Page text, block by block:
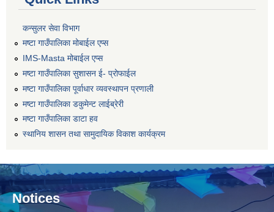
कन्सुलर सेवा विभाग
मष्टा गाउँपालिका मोबाईल एप्स
IMS-Masta मोबाईल एप्स
मष्टा गाउँपालिका सुशासन ई- प्रोफाईल
मष्टा गाउँपालिका पूर्वाधार व्यवस्थापन प्रणाली
मष्टा गाउँपालिका डकुमेन्ट लाईब्रेरी
मष्टा गाउँपालिका डाटा हव
स्थानिय शासन तथा सामुदायिक विकाश कार्यक्रम
Notices